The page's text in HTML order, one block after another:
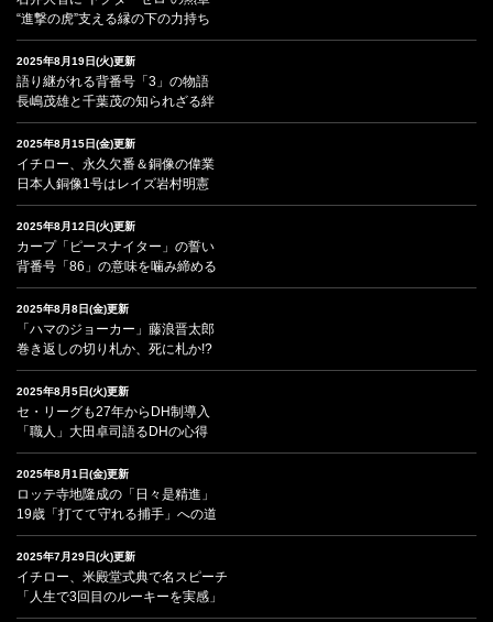
“進撃の虎”支える縁の下の力持ち
2025年8月19日(火)更新
語り継がれる背番号「3」の物語
長嶋茂雄と千葉茂の知られざる絆
2025年8月15日(金)更新
イチロー、永久欠番＆銅像の偉業
日本人銅像1号はレイズ岩村明憲
2025年8月12日(火)更新
カープ「ピースナイター」の誓い
背番号「86」の意味を噛み締める
2025年8月8日(金)更新
「ハマのジョーカー」藤浪晋太郎
巻き返しの切り札か、死に札か!?
2025年8月5日(火)更新
セ・リーグも27年からDH制導入
「職人」大田卓司語るDHの心得
2025年8月1日(金)更新
ロッテ寺地隆成の「日々是精進」
19歳「打てて守れる捕手」への道
2025年7月29日(火)更新
イチロー、米殿堂式典で名スピーチ
「人生で3回目のルーキーを実感」